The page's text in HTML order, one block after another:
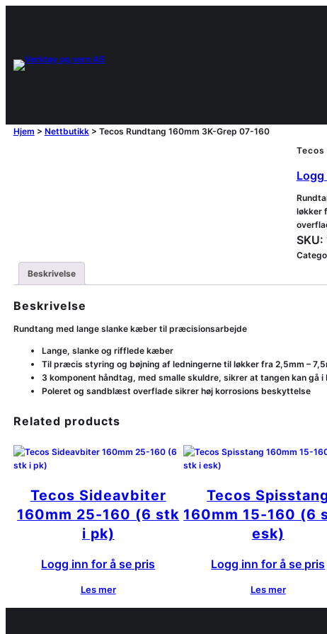
Hjem > Nettbutikk> Tecos Rundtang 160mm 3K-Grep 07-160
Logg
løkker
SKU:
Beskrivelse
Beskrivelse
Rundtang med lange slanke kæber til præcisionsarbejde
Lange, slanke og rifflede kæber
Til præcis styring og bøjning af ledningerne til løkker fra 2,5mm –
3 komponent håndtag, med smalle skuldre, sikrer at tangen kan gå i
Poleret og sandblæst overflade sikrer høj korrosions beskyttelse
Related products
Tecos Sideavbiter
160mm 25-160 (6 stk
i pk)
Logg inn for å se pris
Les mer
Tecos
160mm 15-160 (6
esk)
Logg inn for å se pris
Les mer